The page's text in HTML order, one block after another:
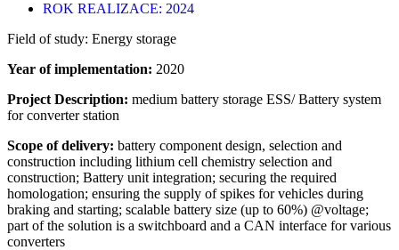
ROK REALIZACE: 2024
Field of study: Energy storage
Year of implementation: 2020
Project Description: medium battery storage ESS/ Battery system
for converter station
Scope of delivery: battery component design, selection and
construction including lithium cell chemistry selection and
construction; Battery unit integration; securing the required
homologation; ensuring the supply of spikes for vehicles during
braking and starting; scalable battery size (up to 60%) @voltage;
part of the solution is a switchboard and a CAN interface for various
converters